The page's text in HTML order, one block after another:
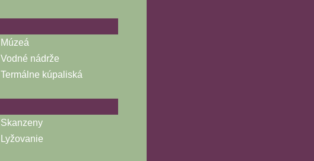
Múzeá
Vodné nádrže
Termálne kúpaliská
Skanzeny
Lyžovanie